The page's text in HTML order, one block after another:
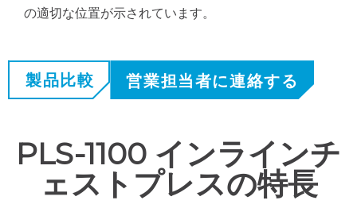
の適切な位置が示されています。
製品比較 営業担当者に連絡する
PLS-1100 インラインチ
ェストプレスの特長